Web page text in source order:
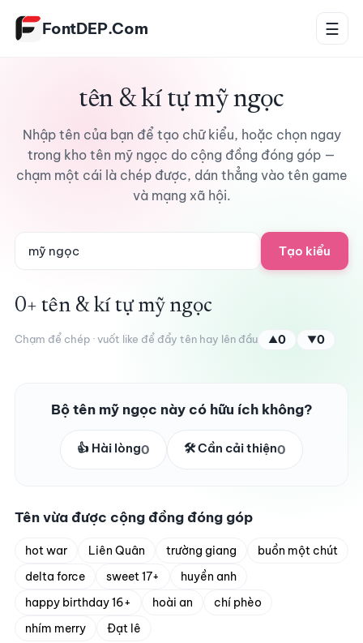
FontDEP.Com ☰
tên & kí tự mỹ ngọc
Nhập tên của bạn để tạo chữ kiểu, hoặc chọn ngay
trong kho tên mỹ ngọc do cộng đồng đóng góp —
chạm một cái là chép được, dán thẳng vào tên game
và mạng xã hội.
Tạo kiểu
0+ tên & kí tự mỹ ngọc
Chạm để chép · vuốt like để đẩy tên hay lên đầu ▲0 ▼0
Bộ tên mỹ ngọc này có hữu ích không?
👍 Hài lòng0 🛠️ Cần cải thiện0
Tên vừa được cộng đồng đóng góp
hot war Liên Quân trường giang
buồn một chút
delta force
sweet 17+
huyền anh
happy birthday 16+
hoài an
chí phèo
nhím merry
Đạt lê